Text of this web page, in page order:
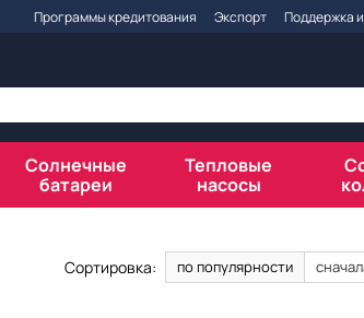
Программы кредитования Экспорт Поддержка
Солнечные
батареи
Тепловые
насосы
Сортировка: по популярности